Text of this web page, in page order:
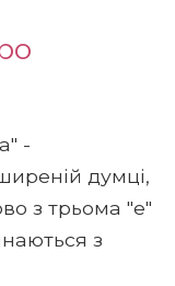
-
думці,
з трьома "е"
з